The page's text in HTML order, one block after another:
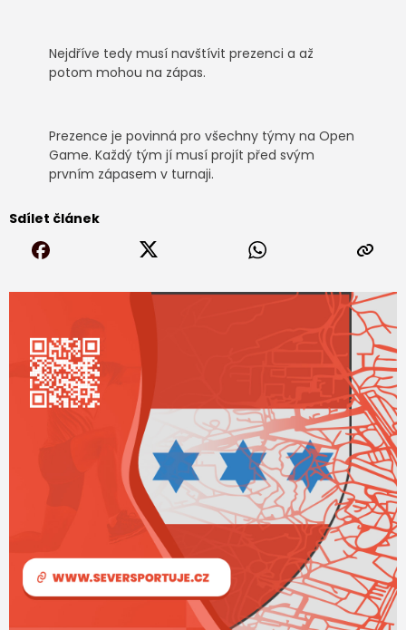
Sdílet článek
Nejdříve tedy musí navštívit prezenci a až
potom mohou na zápas.
Prezence je povinná pro všechny týmy na Open
Game. Každý tým jí musí projít před svým
prvním zápasem v turnaji.